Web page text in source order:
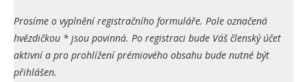
Prosíme o vyplnění registračního formuláře. Pole označená
hvězdičkou * jsou povinná. Po registraci bude Váš členský účet
aktivní a pro prohlížení prémiového obsahu bude nutné být
přihlášen.